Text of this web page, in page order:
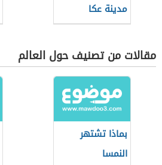
مدينة عكا
مقالات من تصنيف حول العالم
بماذا تشتهر
النمسا